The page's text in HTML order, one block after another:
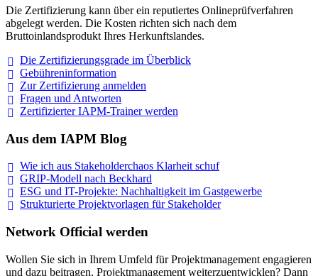
Die Zertifizierung kann über ein reputiertes Onlineprüfverfahren
abgelegt werden. Die Kosten richten sich nach dem
Bruttoinlandsprodukt Ihres Herkunftslandes.
Die Zertifizierungsgrade im Überblick
Gebühreninformation
Zur Zertifizierung anmelden
Fragen und Antworten
Zertifizierter IAPM-Trainerwerden
Aus dem IAPM Blog
Wie ich aus Stakeholderchaos Klarheit schuf
GRIP-Modell nach Beckhard
ESG und IT-Projekte: Nachhaltigkeit im Gastgewerbe
Strukturierte Projektvorlagen für Stakeholder
Network Official werden
Wollen Sie sich in Ihrem Umfeld für Projektmanagement engagieren
und dazu beitragen, Projektmanagement weiterzuentwicklen? Dann